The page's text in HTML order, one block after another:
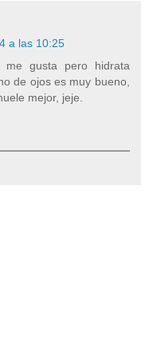
a las 10:25
gusta pero hidrata
de ojos es muy bueno,
mejor, jeje.